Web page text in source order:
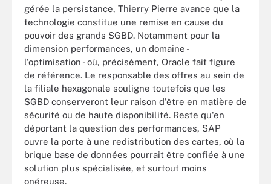
gérée la persistance, Thierry Pierre avance que la
technologie constitue une remise en cause du
pouvoir des grands SGBD. Notamment pour la
dimension performances, un domaine -
l'optimisation - où, précisément, Oracle fait figure
de référence. Le responsable des offres au sein de
la filiale hexagonale souligne toutefois que les
SGBD conserveront leur raison d'être en matière de
sécurité ou de haute disponibilité. Reste qu'en
déportant la question des performances, SAP
ouvre la porte à une redistribution des cartes, où la
brique base de données pourrait être confiée à une
solution plus spécialisée, et surtout moins
onéreuse.